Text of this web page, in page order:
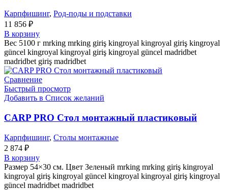
Карпфишинг, Род-поды и подставки
11 856 ₽
В корзину
Вес 5100 г mrking mrking giriş kingroyal kingroyal giriş kingroyal
güncel kingroyal kingroyal giriş kingroyal güncel madridbet
madridbet giriş madridbet
Сравнение
Быстрый просмотр
Добавить в Список желаний
CARP PRO Стол монтажный пластиковый
Карпфишинг, Столы монтажные
2 874 ₽
В корзину
Размер 54×30 см. Цвет Зеленый mrking mrking giriş kingroyal
kingroyal giriş kingroyal güncel kingroyal kingroyal giriş kingroyal
güncel madridbet madridbet